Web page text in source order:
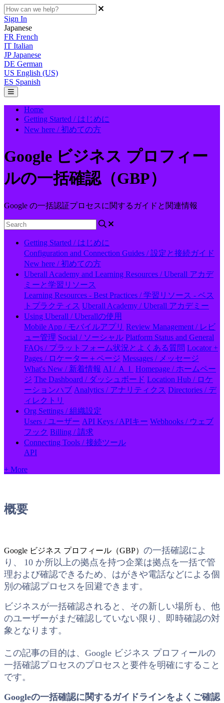
Sign In
Japanese
FR French
IT Italian
JP Japanese
DE German
US English (US)
ES Spanish
Home
Getting Started / はじめに
New here / 初めての方
Google ビジネス プロフィー
ルの一括確認（GBP）
Google の一括認証プロセスに関するガイドと関連情報
Getting Started / はじめに
Configuration and Connection Guides / 設定と接続ガイド
New here / 初めての方
Uberall Academy and Learning Resources / Uberall アカデ
ミーと学習リソース
Learning Resources - Best Practices / 学習リソース - ベス
トプラクティス Uberall Academy / Uberall アカデミー
Using Uberall / Uberallの使用
Mobile App / モバイルアプリ Review Management / レビ
ュー管理 Social / ソーシャル Platform Status and General
FAQs / プラットフォーム状況とよくある質問 Locator +
Pages / ロケーター＋ページ Messages / メッセージ
What's New / 新着情報 AI / ＡＩ
Homepage / ホームペー
ジ The Dashboard / ダッシュボード Location Hub / ロケ
ーションハブ Analytics / アナリティクス Directories / デ
ィレクトリ
Org Settings / 組織設定
Users / ユーザー API Keys / APIキー Webhooks / ウェブ
フック Billing / 請求
Connecting Tools / 接続ツール
API
+ More
概要
Google ビジネス プロフィール（GBP） の一括確認によ
り、
10 か所以上の拠点を持つ企業は拠点を一括で管
理および確認できるため、はがきや電話などによる個
別の確認プロセスを回避できます。
ビジネスが一括確認されると、その新しい場所も、他
のユーザーがまだ確認していない限り、即時確認の対
象となります。
この記事の目的は、Google ビジネス プロフィールの
一括確認プロセスのプロセスと要件を明確にすること
です。
Googleの一括確認に関するガイドラインをよくご確認